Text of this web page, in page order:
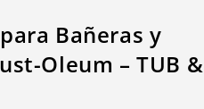
Bañeras y
Oleum – TUB &